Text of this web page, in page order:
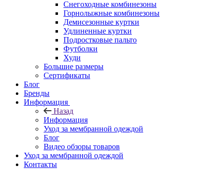
Снегоходные комбинезоны
Горнолыжные комбинезоны
Демисезонные куртки
Удлиненные куртки
Подростковые пальто
Футболки
Худи
Большие размеры
Сертификаты
Блог
Бренды
Информация
Назад
Информация
Уход за мембранной одеждой
Блог
Видео обзоры товаров
Уход за мембранной одеждой
Контакты